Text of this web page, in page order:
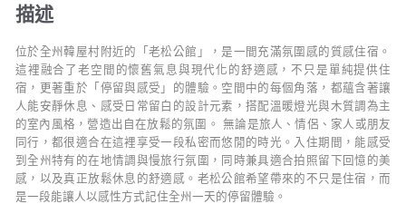
描述
位於全州韓屋村附近的「老松公館」，是一間充滿氛圍感的質感住宿。
這裡融合了老空間的懷舊氣息與現代化的舒適感，不只是單純提供住
宿，更著重於「停留與感受」的體驗。空間中的每個角落，都蘊含著讓
人能安靜休息、感受日常留白的設計元素，搭配溫暖燈光與木質調為主
的室內風格，營造出自在放鬆的氛圍。 無論是旅人、情侶、家人或朋友
同行，都很適合在這裡享受一段私密而悠閒的時光。入住期間，能感受
到全州特有的在地情調與慢旅行氛圍，同時兼具適合拍照留下回憶的美
感，以及真正放鬆休息的舒適感。老松公館希望帶來的不只是住宿，而
是一段能讓人以感性方式記住全州一天的停留體驗。